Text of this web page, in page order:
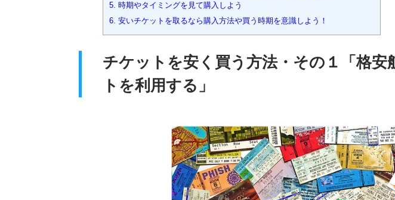
5. 時期やタイミングを見て購入しよう
6. 安いチケットを取るなら購入方法や買う時期を意識しよう！
チケットを安く買う方法・その１「格安
トを利用する」